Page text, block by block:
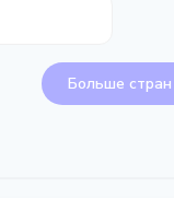
Больше стран